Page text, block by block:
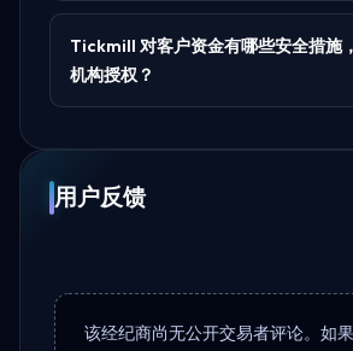
Tickmill 对客户资金有哪些安全措施
机构授权？
用户反馈
该经纪商尚无公开交易者评论。如